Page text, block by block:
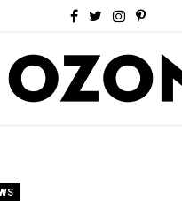
F T
i
I P